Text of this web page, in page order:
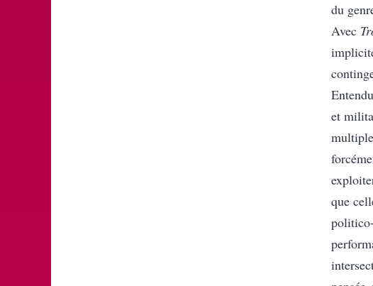
du
Avec
et
que